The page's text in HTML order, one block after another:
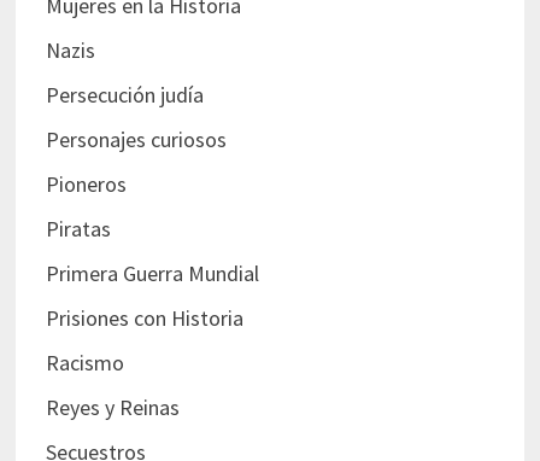
Mujeres en la Historia
Nazis
Persecución judía
Personajes curiosos
Pioneros
Piratas
Primera Guerra Mundial
Prisiones con Historia
Racismo
Reyes y Reinas
Secuestros